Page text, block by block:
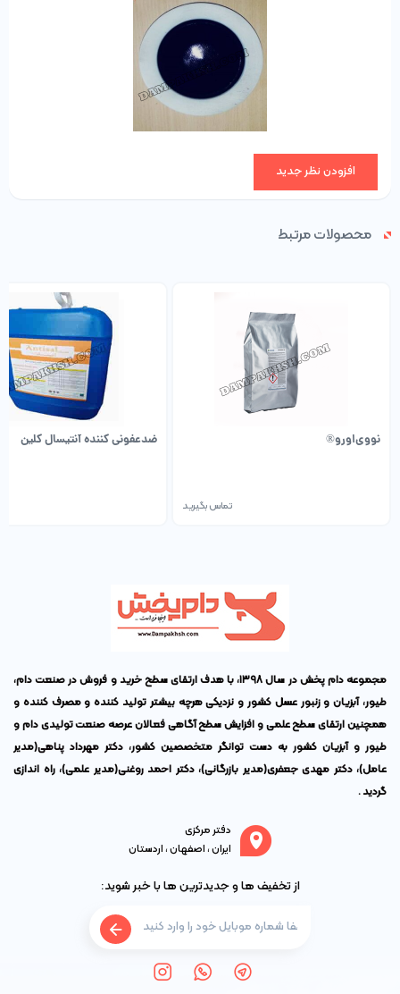
افزودن نظر جدید
محصولات مرتبط
نووی‌اورو®
تماس بگیرید
ضدعفونی کننده آنتیسال کلین
مجموعه دام پخش در سال ۱۳۹۸، با هدف ارتقای سطح خرید و فروش در صنعت دام،
طیور، آبزیان و زنبور عسل کشور و نزدیکی هرچه بیشتر تولید کننده و مصرف کننده و
همچنین ارتقای سطح علمی و افزایش سطح آگاهی فعالان عرصه صنعت تولیدی دام و
طیور و آبزیان کشور به دست توانگر متخصصین کشور، دکتر مهرداد پناهی(مدیر
عامل)،دکتر مهدی جعفری(مدیر بازرگانی)،دکتر احمد روغنی(مدیر علمی)، راه اندازی
گردید .
دفتر مرکزی
ایران ، اصفهان ، اردستان
از تخفیف ها و جدیدترین ها با خبر شوید: